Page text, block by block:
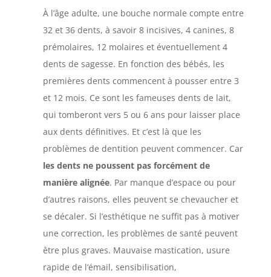
À l’âge adulte, une bouche normale compte entre
32 et 36 dents, à savoir 8 incisives, 4 canines, 8
prémolaires, 12 molaires et éventuellement 4
dents de sagesse. En fonction des bébés, les
premières dents commencent à pousser entre 3
et 12 mois. Ce sont les fameuses dents de lait,
qui tomberont vers 5 ou 6 ans pour laisser place
aux dents définitives. Et c’est là que les
problèmes de dentition peuvent commencer. Car
les dents ne poussent pas forcément de
manière alignée. Par manque d’espace ou pour
d’autres raisons, elles peuvent se chevaucher et
se décaler. Si l’esthétique ne suffit pas à motiver
une correction, les problèmes de santé peuvent
être plus graves. Mauvaise mastication, usure
rapide de l’émail, sensibilisation,